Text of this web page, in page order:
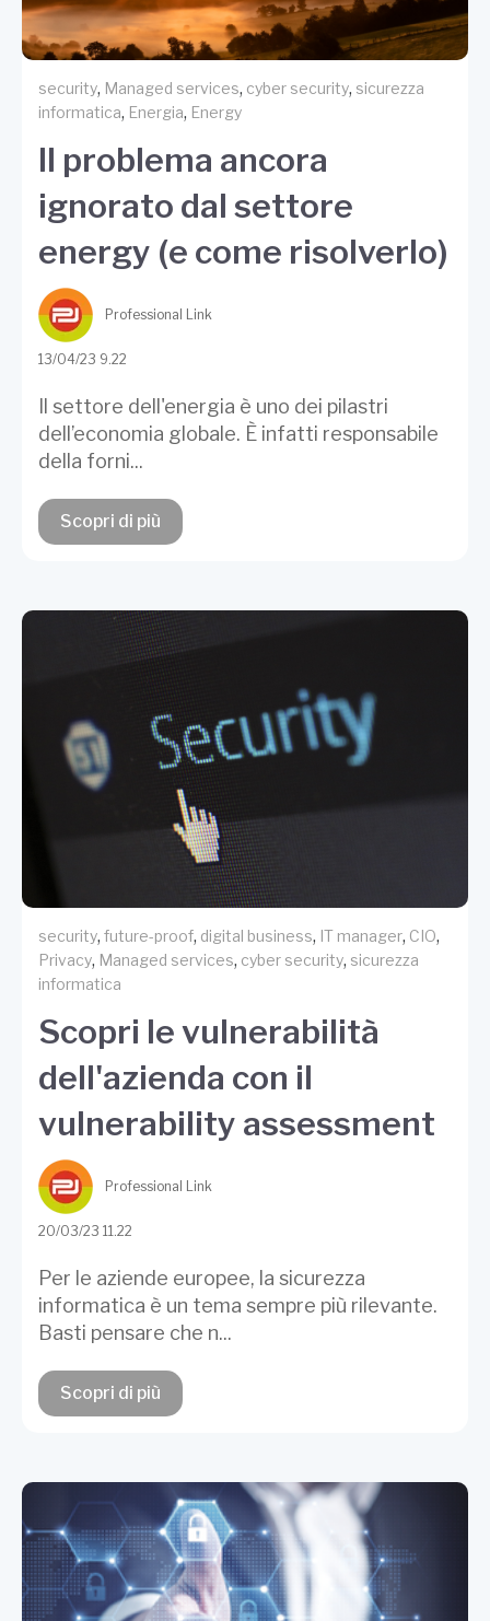
security, Managed services, cyber security, sicurezza
informatica, Energia, Energy
Il problema ancora
ignorato dal settore
energy (e come risolverlo)
Professional Link
13/04/23 9.22
Il settore dell'energia è uno dei pilastri
dell’economia globale. È infatti responsabile
della forni...
Scopri di più
security, future-proof, digital business, IT manager, CIO,
Privacy, Managed services, cyber security, sicurezza
informatica
Scopri le vulnerabilità
dell'azienda con il
vulnerability assessment
Professional Link
20/03/23 11.22
Per le aziende europee, la sicurezza
informatica è un tema sempre più rilevante.
Basti pensare che n...
Scopri di più